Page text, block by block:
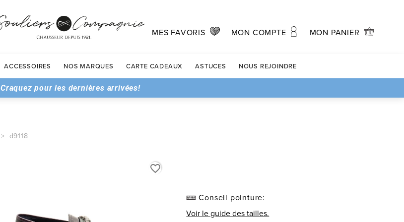
MES FAVORIS MON COMPTE MON PANIER
ACCESSOIRES NOS MARQUES CARTE CADEAUX ASTUCES NOUS REJOINDRE
Craquez pour les dernières arrivées!
d9118
favorite_border
Conseil pointure:
Voir le guide des tailles.